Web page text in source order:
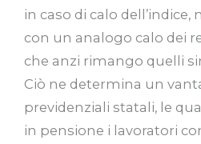
in caso di calo dell’indice,
con un analogo calo dei
che anzi rimango quelli
Ciò ne determina un
previdenziali statali, le
in pensione i lavoratori